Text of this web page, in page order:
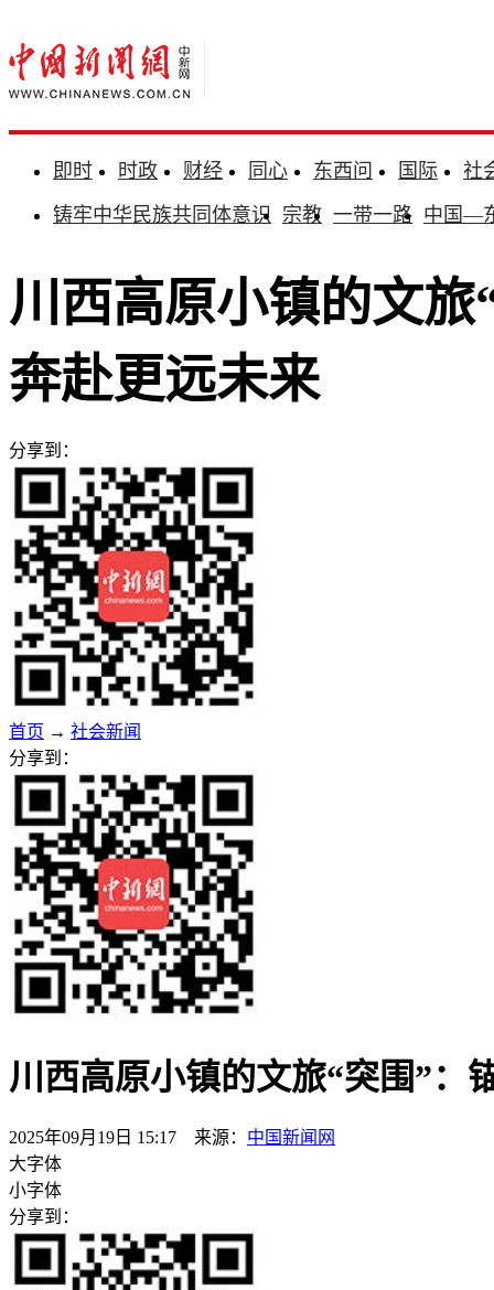
即时 时政 财经 同心 东西问 国际
社
铸牢中华民族共同体意识 宗教 一带一路 中国—
川西高原小镇的文
奔赴更远未来
分享到：
首页 → 社会新闻
分享到：
川西高原小镇的文旅“突围”：
2025年09月19日 15:17 来源： 中国新闻网
大字体
小字体
分享到：